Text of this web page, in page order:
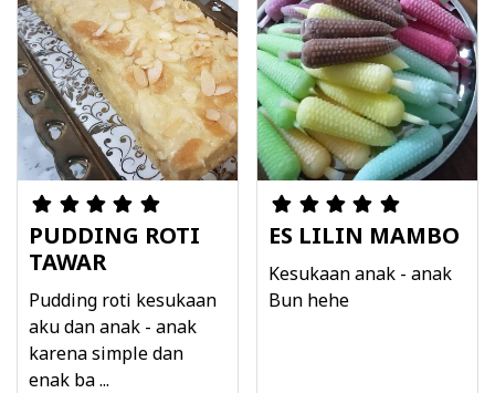
PUDDING ROTI
TAWAR
Pudding roti kesukaan
aku dan anak - anak
karena simple dan
enak ba ...
ES LILIN MAMBO
Kesukaan anak - anak
Bun hehe